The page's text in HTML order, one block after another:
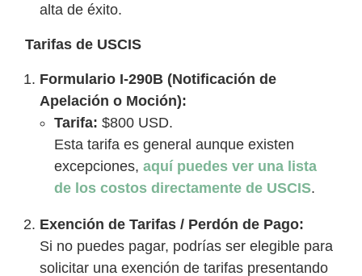
alta de éxito.
Tarifas de USCIS
Formulario I-290B (Notificación de
Apelación o Moción):
Tarifa: $800 USD.
Esta tarifa es general aunque existen
excepciones, aquí puedes ver una lista
de los costos directamente de USCIS.
Exención de Tarifas / Perdón de Pago:
Si no puedes pagar, podrías ser elegible para
solicitar una exención de tarifas presentando